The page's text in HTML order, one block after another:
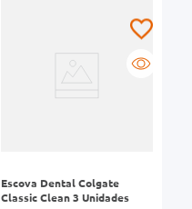
Escova Dental Colgate
Classic Clean 3 Unidades